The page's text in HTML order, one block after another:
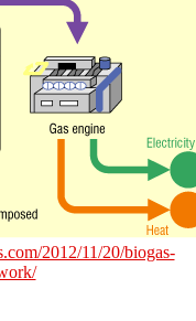
2012/11/20/biogas-